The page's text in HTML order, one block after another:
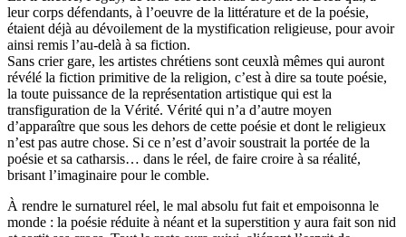
leur corps défendants, à l’oeuvre de la littérature et de la poésie,
étaient déjà au dévoilement de la mystification religieuse, pour avoir
ainsi remis l’au-delà à sa fiction.
Sans crier gare, les artistes chrétiens sont ceuxlà mêmes qui auront
révélé la fiction primitive de la religion, c’est à dire sa toute poésie,
la toute puissance de la représentation artistique qui est la
transfiguration de la Vérité. Vérité qui n’a d’autre moyen
d’apparaître que sous les dehors de cette poésie et dont le religieux
n’est pas autre chose. Si ce n’est d’avoir soustrait la portée de la
poésie et sa catharsis… dans le réel, de faire croire à sa réalité,
brisant l’imaginaire pour le comble.
À rendre le surnaturel réel, le mal absolu fut fait et empoisonna le
monde : la poésie réduite à néant et la superstition y aura fait son nid